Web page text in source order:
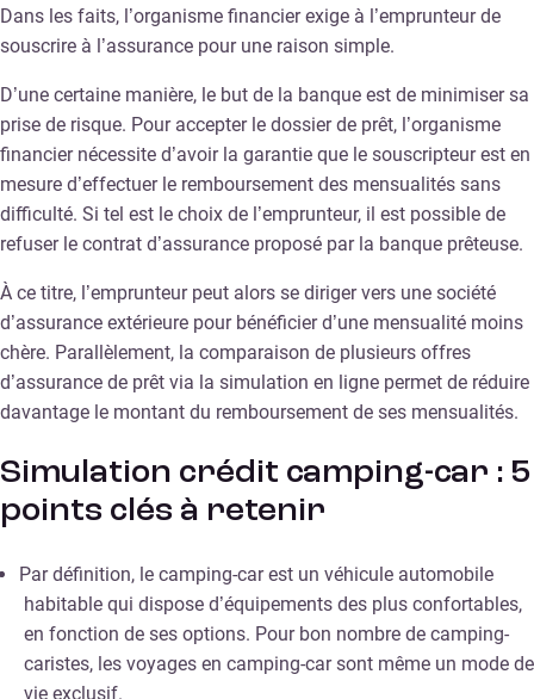
Dans les faits, l’organisme financier exige à l’emprunteur de
souscrire à l’assurance pour une raison simple.
D’une certaine manière, le but de la banque est de minimiser sa
prise de risque. Pour accepter le dossier de prêt, l’organisme
financier nécessite d’avoir la garantie que le souscripteur est en
mesure d’effectuer le remboursement des mensualités sans
difficulté. Si tel est le choix de l’emprunteur, il est possible de
refuser le contrat d’assurance proposé par la banque prêteuse.
À ce titre, l’emprunteur peut alors se diriger vers une société
d’assurance extérieure pour bénéficier d’une mensualité moins
chère. Parallèlement, la comparaison de plusieurs offres
d’assurance de prêt via la simulation en ligne permet de réduire
davantage le montant du remboursement de ses mensualités.
Simulation crédit camping-car : 5
points clés à retenir
Par définition, le camping-car est un véhicule automobile
habitable qui dispose d’équipements des plus confortables,
en fonction de ses options. Pour bon nombre de camping-
caristes, les voyages en camping-car sont même un mode de
vie exclusif.